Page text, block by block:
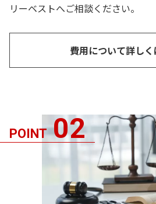
リーベストへご相談ください。
費用について詳し
POINT 02